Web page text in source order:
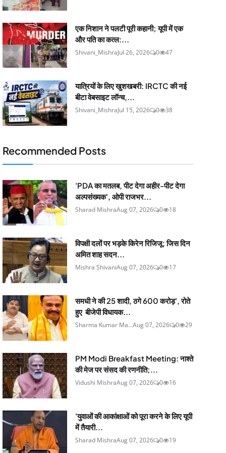
एक निशान ने पलटी पूरी कहानी; यूपी में एक
और पति का कत्ल:...
Shivani_MishraJul 26, 2026 0 47
यात्रियों के लिए खुशखबरी: IRCTC की नई
बीटा वेबसाइट लॉन्च,...
Shivani_MishraJul 15, 2026 0 38
Recommended Posts
'PDA का मतलब, पीट देगा अहीर-पीट देगा
अल्पसंख्यक', ओपी राजभर...
Sharad MishraAug 07, 2026 0 18
विपक्षी दलों पर भड़के किरेन रिजिजू: जिस दिन
अमित शाह सदन...
Mishra ShivaniAug 07, 2026 0 17
समधी ने की 25 शादी, ठगे 600 करोड़', रोते
हुए बीजेपी विधायक...
Sharma Kumar Ma...Aug 07, 2026 0 29
PM Modi Breakfast Meeting: नाश्ते
की मेज पर संसद की रणनीति;...
Vidushi MishraAug 07, 2026 0 16
'युवाओं की आकांक्षाओं को पूरा करने के लिए यूपी
में तैयारी...
Sharad MishraAug 07, 2026 0 19